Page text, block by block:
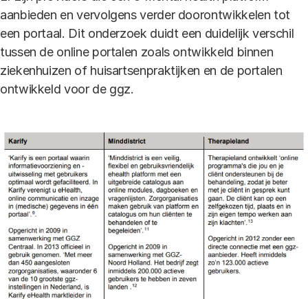
aanbieden en vervolgens verder doorontwikkelen tot
een portaal. Dit onderzoek duidt een duidelijk verschil
tussen de online portalen zoals ontwikkeld binnen
ziekenhuizen of huisartsenpraktijken en de portalen
ontwikkeld voor de ggz.